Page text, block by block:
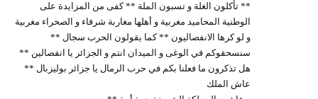
** تأكلون الغلة و تسبون الملة ** كفى من المزايدة على
الوطنية المحاميد مغربية و أهلها مغاربة شرفاء و الصحراء مغربية
و لو كرها الانفصاليون ** كما يقولون الحرب سجال **
سنسحقوكم في الوغى و الميدان انتم و الجزائر يا انفصالين **
هل تذكرون ما فعلنا بكم في حرب الرمال يا جزائر بوليزبال **
عاش الملك